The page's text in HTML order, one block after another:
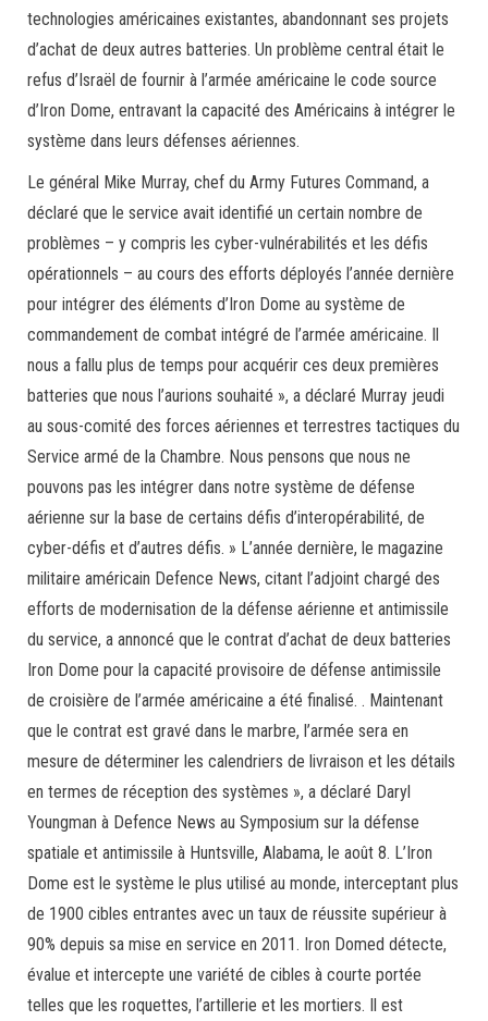
technologies américaines existantes, abandonnant ses projets
d’achat de deux autres batteries. Un problème central était le
refus d’Israël de fournir à l’armée américaine le code source
d’Iron Dome, entravant la capacité des Américains à intégrer le
système dans leurs défenses aériennes.
Le général Mike Murray, chef du Army Futures Command, a
déclaré que le service avait identifié un certain nombre de
problèmes – y compris les cyber-vulnérabilités et les défis
opérationnels – au cours des efforts déployés l’année dernière
pour intégrer des éléments d’Iron Dome au système de
commandement de combat intégré de l’armée américaine. Il
nous a fallu plus de temps pour acquérir ces deux premières
batteries que nous l’aurions souhaité », a déclaré Murray jeudi
au sous-comité des forces aériennes et terrestres tactiques du
Service armé de la Chambre. Nous pensons que nous ne
pouvons pas les intégrer dans notre système de défense
aérienne sur la base de certains défis d’interopérabilité, de
cyber-défis et d’autres défis. » L’année dernière, le magazine
militaire américain Defence News, citant l’adjoint chargé des
efforts de modernisation de la défense aérienne et antimissile
du service, a annoncé que le contrat d’achat de deux batteries
Iron Dome pour la capacité provisoire de défense antimissile
de croisière de l’armée américaine a été finalisé. . Maintenant
que le contrat est gravé dans le marbre, l’armée sera en
mesure de déterminer les calendriers de livraison et les détails
en termes de réception des systèmes », a déclaré Daryl
Youngman à Defence News au Symposium sur la défense
spatiale et antimissile à Huntsville, Alabama, le août 8. L’Iron
Dome est le système le plus utilisé au monde, interceptant plus
de 1900 cibles entrantes avec un taux de réussite supérieur à
90% depuis sa mise en service en 2011. Iron Domed détecte,
évalue et intercepte une variété de cibles à courte portée
telles que les roquettes, l’artillerie et les mortiers. Il est